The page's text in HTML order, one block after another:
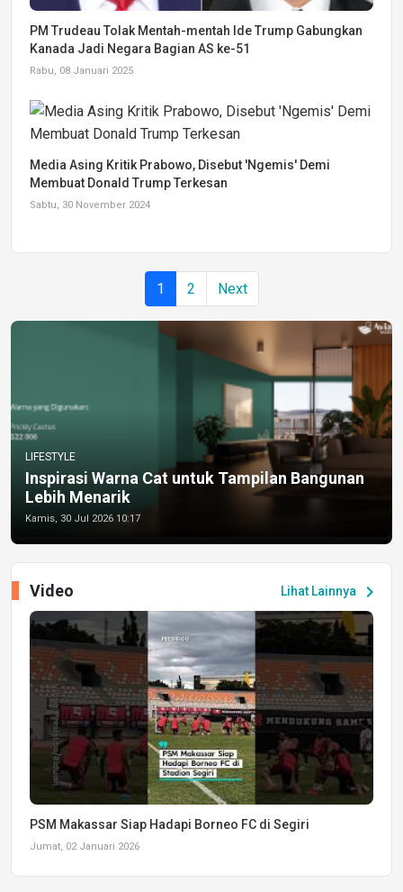
PM Trudeau Tolak Mentah-mentah Ide Trump Gabungkan
Kanada Jadi Negara Bagian AS ke-51
Rabu, 08 Januari 2025
Media Asing Kritik Prabowo, Disebut 'Ngemis' Demi
Membuat Donald Trump Terkesan
Sabtu, 30 November 2024
1 2 Next
LIFESTYLE
Inspirasi Warna Cat untuk Tampilan Bangunan
Lebih Menarik
Kamis, 30 Jul 2026 10:17
Lihat Lainnya chevron_right
Video
PSM Makassar Siap Hadapi Borneo FC di Segiri
Jumat, 02 Januari 2026